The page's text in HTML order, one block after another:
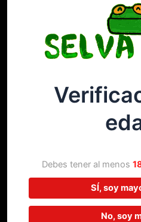
¡Disculpa este
trabajando en
¡vuelve
Debes tener al menos
SÍ, soy
No, soy